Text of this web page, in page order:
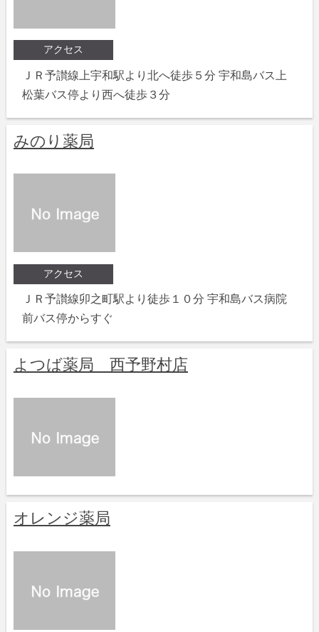
アクセス
ＪＲ予讃線上宇和駅より北へ徒歩５分 宇和島バス上
松葉バス停より西へ徒歩３分
みのり薬局
アクセス
ＪＲ予讃線卯之町駅より徒歩１０分 宇和島バス病院
前バス停からすぐ
よつば薬局 西予野村店
オレンジ薬局